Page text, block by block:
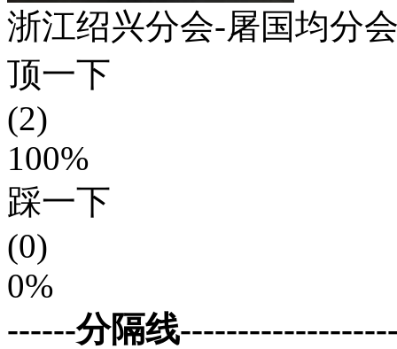
浙江绍兴分会-屠国均分
顶一下
(2)
100%
踩一下
(0)
0%
------分隔线